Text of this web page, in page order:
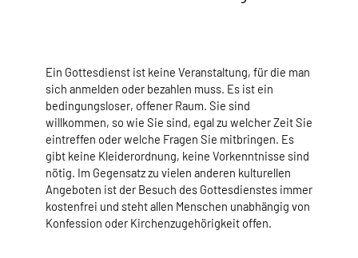
Ein Gottesdienst ist keine Veranstaltung, für die man
sich anmelden oder bezahlen muss. Es ist ein
bedingungsloser, offener Raum. Sie sind
willkommen, so wie Sie sind, egal zu welcher Zeit Sie
eintreffen oder welche Fragen Sie mitbringen. Es
gibt keine Kleiderordnung, keine Vorkenntnisse sind
nötig. Im Gegensatz zu vielen anderen kulturellen
Angeboten ist der Besuch des Gottesdienstes immer
kostenfrei und steht allen Menschen unabhängig von
Konfession oder Kirchenzugehörigkeit offen.